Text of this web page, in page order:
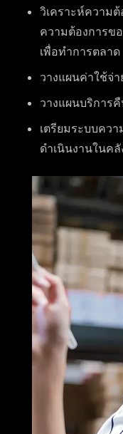
วิเคราะห์ความ
ความต้องการข
เพื่อทำการตลาด
วางแผนค่าใช้จ่
วางแผนบริการ
เตรียมระบบคว
ดำเนินงานในค